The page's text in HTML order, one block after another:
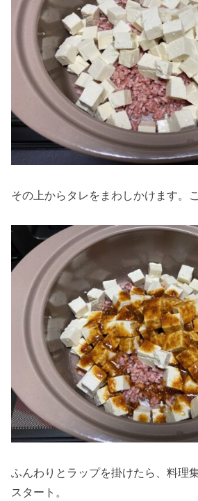
その上からタレをまわしかけます。
ふんわりとラップを掛けたら、料
スタート。